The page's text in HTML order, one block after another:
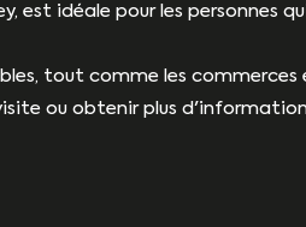
est idéale pour les
tout comme les commerces
ou obtenir plus